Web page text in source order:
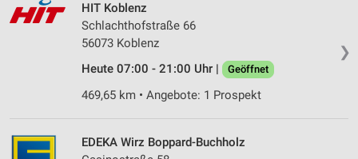
❯
HIT Koblenz
Schlachthofstraße 66
56073 Koblenz
Heute 07:00 - 21:00 Uhr |
Geöffnet
469,65 km • Angebote: 1 Prospekt
EDEKA Wirz Boppard-Buchholz